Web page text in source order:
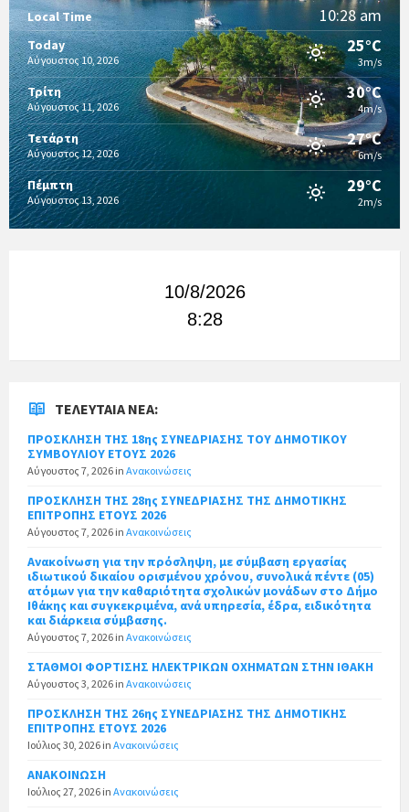
Local Time 10:28 am
Today
Αύγουστος 10, 2026
25°C
3m/s
Τρίτη
Αύγουστος 11, 2026
30°C
4m/s
Τετάρτη
Αύγουστος 12, 2026
27°C
6m/s
Πέμπτη
Αύγουστος 13, 2026
29°C
2m/s
10/8/2026
8:28
ΤΕΛΕΥΤΑΊΑ ΝΈΑ:
ΠΡΟΣΚΛΗΣΗ ΤΗΣ 18ης ΣΥΝΕΔΡΙΑΣΗΣ ΤΟΥ ΔΗΜΟΤΙΚΟΥ
ΣΥΜΒΟΥΛΙΟΥ ΕΤΟΥΣ 2026
Αύγουστος 7, 2026 in Ανακοινώσεις
ΠΡΟΣΚΛΗΣΗ ΤΗΣ 28ης ΣΥΝΕΔΡΙΑΣΗΣ ΤΗΣ ΔΗΜΟΤΙΚΗΣ
ΕΠΙΤΡΟΠΗΣ ΕΤΟΥΣ 2026
Αύγουστος 7, 2026 in Ανακοινώσεις
Ανακοίνωση για την πρόσληψη, με σύμβαση εργασίας
ιδιωτικού δικαίου ορισμένου χρόνου, συνολικά πέντε (05)
ατόμων για την καθαριότητα σχολικών μονάδων στο Δήμο
Ιθάκης και συγκεκριμένα, ανά υπηρεσία, έδρα, ειδικότητα
και διάρκεια σύμβασης.
Αύγουστος 7, 2026 in Ανακοινώσεις
ΣΤΑΘΜΟΙ ΦΟΡΤΙΣΗΣ ΗΛΕΚΤΡΙΚΩΝ ΟΧΗΜΑΤΩΝ ΣΤΗΝ ΙΘΑΚΗ
Αύγουστος 3, 2026 in Ανακοινώσεις
ΠΡΟΣΚΛΗΣΗ ΤΗΣ 26ης ΣΥΝΕΔΡΙΑΣΗΣ ΤΗΣ ΔΗΜΟΤΙΚΗΣ
ΕΠΙΤΡΟΠΗΣ ΕΤΟΥΣ 2026
Ιούλιος 30, 2026 in Ανακοινώσεις
ΑΝΑΚΟΙΝΩΣΗ
Ιούλιος 27, 2026 in Ανακοινώσεις